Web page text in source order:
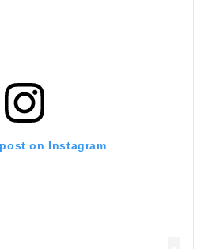
on Instagram